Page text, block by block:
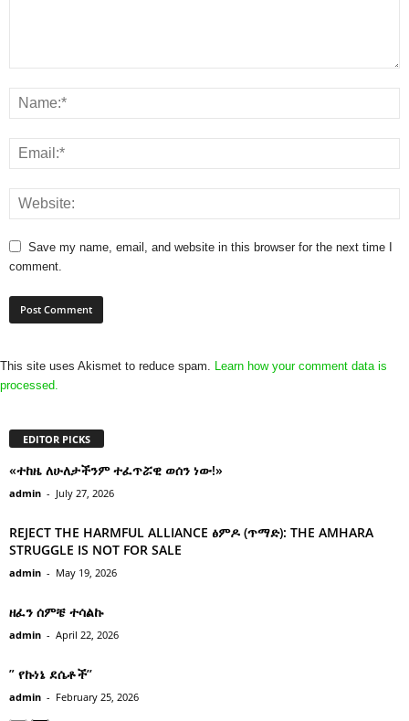
Save my name, email, and website in this browser for the next time I
comment.
This site uses Akismet to reduce spam. Learn how your comment data is
processed.
EDITOR PICKS
«ተከዜ ለሁለታችንም ተፈጥሯዊ ወሰን ነው!»
admin - July 27, 2026
REJECT THE HARMFUL ALLIANCE ፅምዶ (ጥማድ): THE AMHARA
STRUGGLE IS NOT FOR SALE
admin - May 19, 2026
ዘፈን ሰምቼ ተሳልኩ
admin - April 22, 2026
” የኩነኔ ደሴቶች’’
admin - February 25, 2026